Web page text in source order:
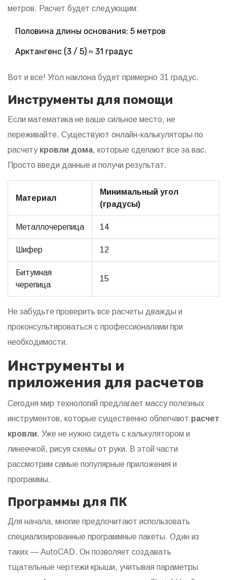
метров. Расчет будет следующим:
Половина длины основания: 5 метров
Арктангенс (3 / 5) ≈ 31 градус
Вот и все! Угол наклона будет примерно 31 градус.
Инструменты для помощи
Если математика не ваше сильное место, не
переживайте. Существуют онлайн-калькуляторы по
расчету кровли дома, которые сделают все за вас.
Просто введи данные и получи результат.
Материал
Минимальный угол
(градусы)
Металлочерепица 14
Шифер 12
Битумная
черепица
15
Не забудьте проверить все расчеты дважды и
проконсультироваться с профессионалами при
необходимости.
Инструменты и
приложения для расчетов
Сегодня мир технологий предлагает массу полезных
инструментов, которые существенно облегчают расчет
кровли. Уже не нужно сидеть с калькулятором и
линеечкой, рисуя схемы от руки. В этой части
рассмотрим самые популярные приложения и
программы.
Программы для ПК
Для начала, многие предпочитают использовать
специализированные программные пакеты. Один из
таких — AutoCAD. Он позволяет создавать
тщательные чертежи крыши, учитывая параметры